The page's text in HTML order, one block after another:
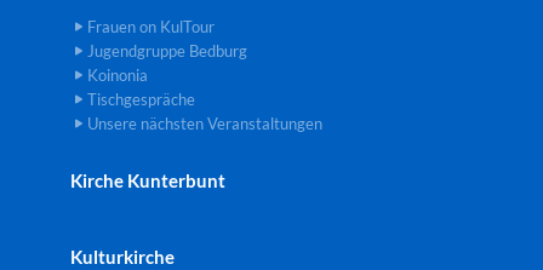
Frauen on KulTour
Jugendgruppe Bedburg
Koinonia
Tischgespräche
Unsere nächsten Veranstaltungen
Kirche Kunterbunt
Kulturkirche